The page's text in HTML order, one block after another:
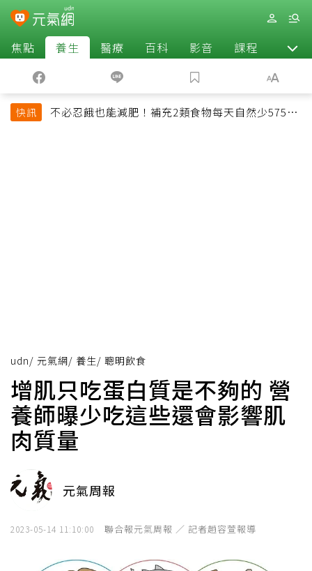
焦點 養生 醫療 百科 影音 課程 退休
快訊
不必忍餓也能減肥！補充2類食物每天自然少575大
udn/ 元氣網/ 養生/ 聰明飲食
增肌只吃蛋白質是不夠的 營
養師曝少吃這些還會影響肌
肉質量
元氣周報
2023-05-14 11:10:00 聯合報元氣周報 ／ 記者趙容萱報導